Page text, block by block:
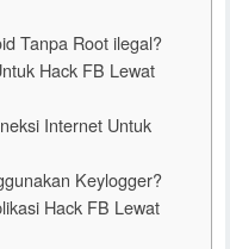
Tanpa Root ilegal?
Hack FB Lewat
Internet Untuk
Keylogger?
Hack FB Lewat